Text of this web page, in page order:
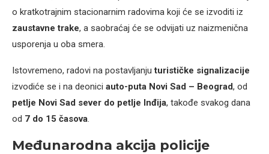
o kratkotrajnim stacionarnim radovima koji će se izvoditi iz
zaustavne trake, a saobraćaj će se odvijati uz naizmenična
usporenja u oba smera.
Istovremeno, radovi na postavljanjuturističke signalizacije
izvodiće se i na deonici auto-puta Novi Sad – Beograd, od
petlje Novi Sad sever do petlje Inđija, takođe svakog dana
od 7 do 15 časova.
Međunarodna akcija policije